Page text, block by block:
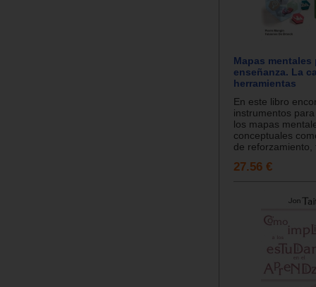
Mapas mentales
enseñanza. La
herramientas
En este libro
instrumentos
los mapas
conceptuales
de reforzamiento,
27.56 €